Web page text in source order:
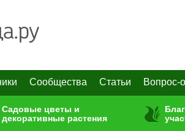
Сообщества Статьи Вопрос-
Садовые цветы и
декоративные растения